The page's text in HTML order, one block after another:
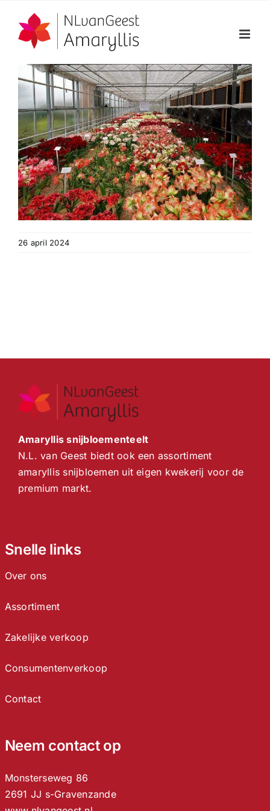
naar
inhoud
26 april 2024
Amaryllis snijbloementeelt
N.L. van Geest biedt ook een assortiment
amaryllis snijbloemen uit eigen kwekerij voor de
premium markt.
Snelle links
Over ons
Assortiment
Zakelijke verkoop
Consumentenverkoop
Contact
Neem contact op
Monsterseweg 86
2691 JJ s-Gravenzande